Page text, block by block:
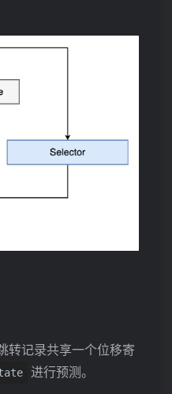
转记录共享一个位移寄
进行预测。